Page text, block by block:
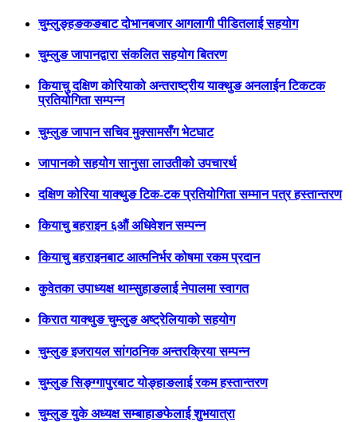
चुम्लुङ्हङकङबाट दोभानबजार आगलागी पीडितलाई सहयोग
चुम्लुङ जापानद्वारा संकलित सहयोग बितरण
कियाचु दक्षिण कोरियाको अन्तराष्ट्रीय याक्थुङ अनलाईन टिकटक
प्रतियोगिता सम्पन्न
चुम्लुङ जापान सचिव मुक्सामसँग भेटघाट
जापानको सहयोग सानुसा लाउतीको उपचारर्थ
दक्षिण कोरिया याक्थुङ टिक-टक प्रतियोगिता सम्मान पत्र हस्तान्तरण
कियाचु बहराइन ६औं अधिवेशन सम्पन्न
कियाचु बहराइनबाट आत्मनिर्भर कोषमा रकम प्रदान
कुवेतका उपाध्यक्ष थाम्सुहाङलाई नेपालमा स्वागत
किरात याक्थुङ चुम्लुङ अष्ट्रेलियाको सहयोग
चुम्लुङ इजरायल सांगठनिक अन्तरक्रिया सम्पन्न
चुम्लुङ सिङ्ग्गापुरबाट योङ्हाङलाई रकम हस्तान्तरण
चुम्लुङ युके अध्यक्ष सम्बाहाङफेलाई शुभयात्रा